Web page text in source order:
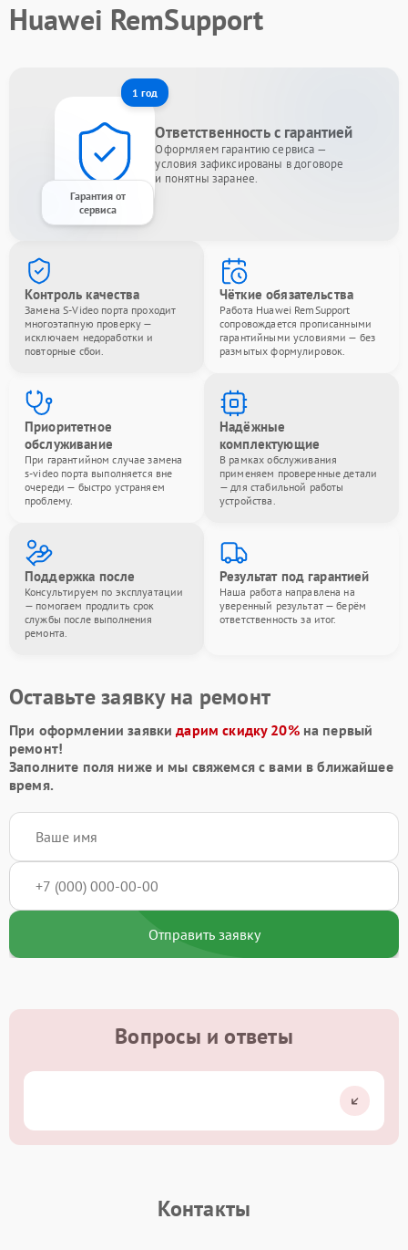
Huawei RemSupport
1 год
Гарантия от
сервиса
Ответственность с гарантией
Оформляем гарантию сервиса —
условия зафиксированы в договоре
и понятны заранее.
Контроль качества
Замена S-Video порта проходит
многоэтапную проверку —
исключаем недоработки и
повторные сбои.
Чёткие обязательства
Работа Huawei RemSupport
сопровождается прописанными
гарантийными условиями — без
размытых формулировок.
Приоритетное
обслуживание
При гарантийном случае замена
s-video порта выполняется вне
очереди — быстро устраняем
проблему.
Надёжные
комплектующие
В рамках обслуживания
применяем проверенные детали
— для стабильной работы
устройства.
Поддержка после
Консультируем по эксплуатации
— помогаем продлить срок
службы после выполнения
ремонта.
Результат под гарантией
Наша работа направлена на
уверенный результат — берём
ответственность за итог.
Оставьте заявку на ремонт
При оформлении заявкидарим скидку 20%на первый
ремонт!
Заполните поля ниже и мы свяжемся с вами в ближайшее
время.
Отправить заявку
Вопросы и ответы
Контакты